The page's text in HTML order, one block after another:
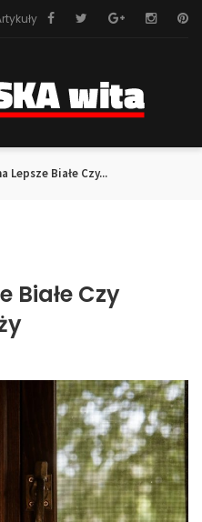
Lepsze Białe Czy...
Białe Czy